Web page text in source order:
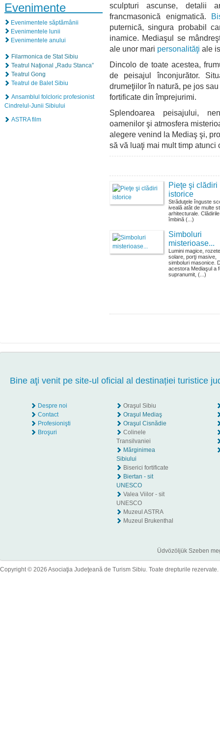
Evenimente
Evenimentele săptămânii
Evenimentele lunii
Evenimentele anului
Filarmonica de Stat Sibiu
Teatrul Naţional „Radu Stanca”
Teatrul Gong
Teatrul de Balet Sibiu
Ansamblul folcloric profesionist
Cindrelul-Junii Sibiului
ASTRA film
sculpturi ascunse, detalii
francmasonică enigmatică.
puternică, singura probabil
inamice. Mediaşul se
ale unor mari personalităţi ale
Dincolo de toate acestea,
de peisajul înconjurător.
drumeţiilor în natură, pe jos
fortificate din împrejurimi.
Splendoarea peisajului,
oamenilor şi atmosfera
alegere venind la Mediaş şi,
să vă luaţi mai mult timp atunci
Pieţe şi clădiri
istorice
Străduţele înguste
iveală atât de multe
arhitecturale.
îmbină (...)
Simboluri
misterioase...
Lumini magice, rozete
solare, porţi masive,
simboluri masonice.
acestora Mediaşul a
supranumit, (...)
Bine aţi venit pe site-ul oficial al destinației turistice
Despre noi
Contact
Profesionişti
Broşuri
Oraşul Sibiu
Oraşul Mediaş
Oraşul Cisnădie
Colinele
Transilvaniei
Mărginimea
Sibiului
Biserici fortificate
Biertan - sit
UNESCO
Valea Viilor - sit
UNESCO
Muzeul ASTRA
Muzeul Brukenthal
Üdvözöljük Szeben
Copyright © 2026 Asociaţia Judeţeană de Turism Sibiu. Toate drepturile rezervate.